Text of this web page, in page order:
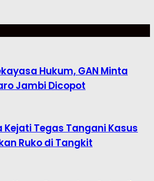
Hukum, GAN Minta
Jambi Dicopot
Kejati Tegas Tangani Kasus
Ruko di Tangkit